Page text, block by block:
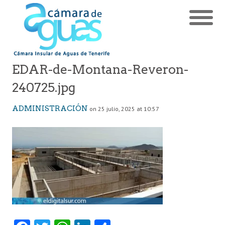
EDAR-de-Montana-Reveron-
240725.jpg
ADMINISTRACIÓN on 25 julio, 2025 at 10:57